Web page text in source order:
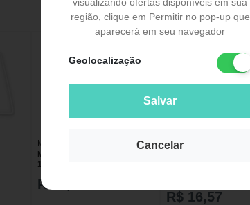
região, clique em Permitir no pop-up que
aparecerá em seu navegador
Geolocalização
Salvar
Cancelar
Marca:
Mascara Bompack Kids Com
10 Tripla Com Elastico
R$ 7,90
Marca:
R$ 16,57